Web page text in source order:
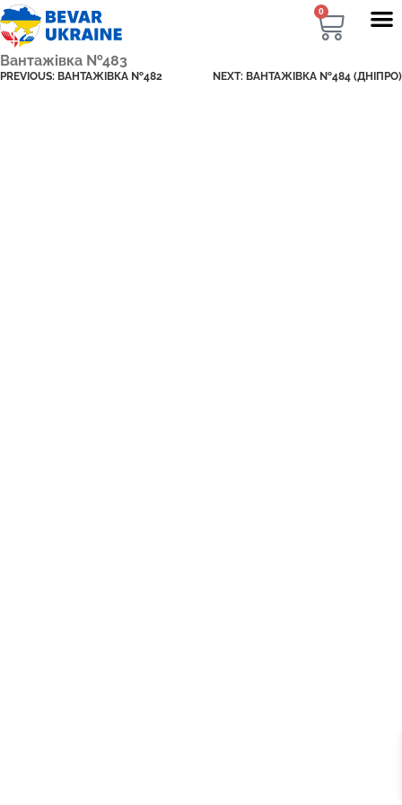
0
Вантажівка №483
PREVIOUS: ВАНТАЖІВКА №482 NEXT: ВАНТАЖІВКА №484 (ДНІПРО)